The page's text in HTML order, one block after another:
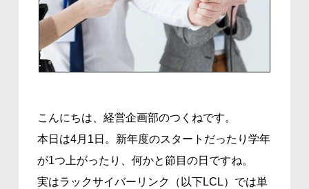
こんにちは、経営企画部のつくねです。
本日は4月1日。新年度のスタートだったり学年
が1つ上がったり、何かと節目の日ですね。
実はラックサイバーリンク（以下LCL）では単